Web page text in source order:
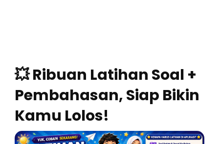
💥 Ribuan Latihan Soal +
Pembahasan, Siap Bikin
Kamu Lolos!